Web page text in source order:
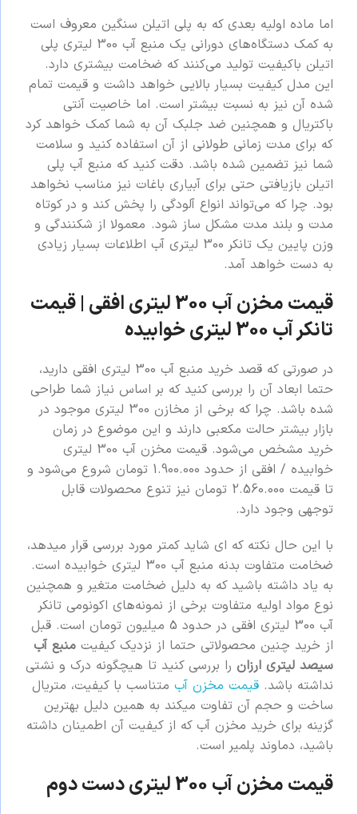
اما ماده اولیه بعدی که به پلی اتیلن سنگین معروف است
به کمک دستگاه‌های دورانی یک منبع آب 300 لیتری پلی
اتیلن باکیفیت تولید می‌کنند که ضخامت بیشتری دارد.
این مدل کیفیت بسیار بالایی خواهد داشت و قیمت تمام
شده آن نیز به نسبت بیشتر است. اما خاصیت آنتی
باکتریال و همچنین ضد جلبک آن به شما کمک خواهد کرد
که برای مدت زمانی طولانی از آن استفاده کنید و سلامت
شما نیز تضمین شده باشد. دقت کنید که منبع آب پلی
اتیلن بازیافتی حتی برای آبیاری باغات نیز مناسب نخواهد
بود. چرا که می‌تواند انواع آلودگی را پخش کند و در کوتاه
مدت و بلند مدت مشکل ساز شود. معمولا از شکنندگی و
وزن پایین یک تانکر 300 لیتری آب اطلاعات بسیار زیادی
به دست خواهد آمد.
قیمت مخزن آب 300 لیتری افقی | قیمت
تانکر آب 300 لیتری خوابیده
در صورتی که قصد خرید منبع آب 300 لیتری افقی دارید،
حتما ابعاد آن را بررسی کنید که بر اساس نیاز شما طراحی
شده باشد. چرا که برخی از مخازن 300 لیتری موجود در
بازار بیشتر حالت مکعبی دارند و این موضوع در زمان
خرید مشخص می‌شود. قیمت مخزن آب 300 لیتری
خوابیده / افقی از حدود 1.900.000 تومان شروع می‌شود و
تا قیمت 2.560.000 تومان نیز تنوع محصولات قابل
توجهی وجود دارد.
با این حال نکته که ای شاید کمتر مورد بررسی قرار میدهد،
ضخامت متفاوت بدنه منبع آب 300 لیتری خوابیده است.
به یاد داشته باشید که به دلیل ضخامت متغیر و همچنین
نوع مواد اولیه متفاوت برخی از نمونه‌های اکونومی تانکر
آب 300 لیتری افقی در حدود 5 میلیون تومان است. قبل
از خرید چنین محصولاتی حتما از نزدیک کیفیت منبع آب
سیصد لیتری ارزان را بررسی کنید تا هیچگونه درک و نشتی
نداشته باشد. قیمت مخزن آب متناسب با کیفیت، متریال
ساخت و حجم آن تفاوت میکند به همین دلیل بهترین
گزینه برای خرید مخزن آب که از کیفیت آن اطمینان داشته
باشید، دماوند پلمیر است.
قیمت مخزن آب 300 لیتری دست دوم